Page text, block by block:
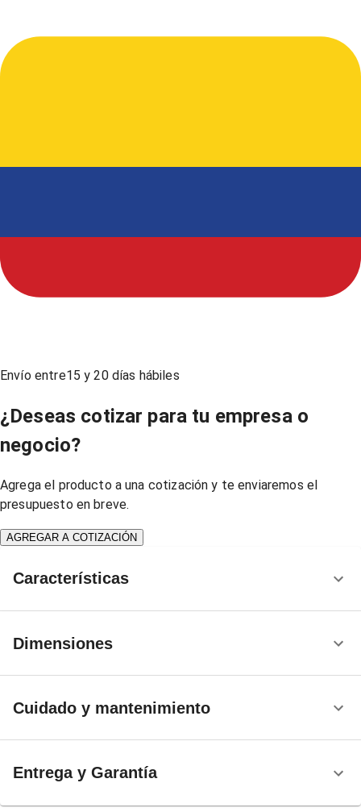
Envío entre15 y20días hábiles
¿Deseas cotizar para tu empresa o
negocio?
Agrega el producto a una cotización y te enviaremos el
presupuesto en breve.
AGREGAR A COTIZACIÓN
Características
Dimensiones
Cuidado y mantenimiento
Entrega y Garantía